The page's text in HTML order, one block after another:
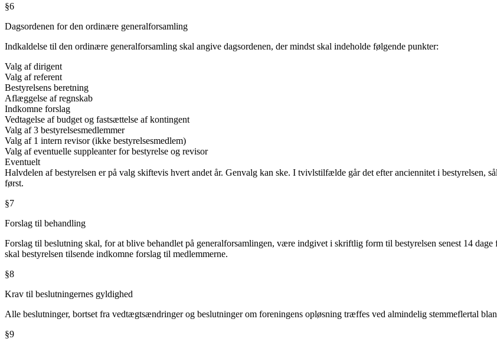
§6
Dagsordenen for den ordinære generalforsamling
Indkaldelse til den ordinære generalforsamling skal angive dagsordenen, der mindst skal indeholde følgende punkter:
Valg af dirigent
Valg af referent
Bestyrelsens beretning
Aflæggelse af regnskab
Indkomne forslag
Vedtagelse af budget og fastsættelse af kontingent
Valg af 3 bestyrelsesmedlemmer
Valg af 1 intern revisor (ikke bestyrelsesmedlem)
Valg af eventuelle suppleanter for bestyrelse og revisor
Eventuelt
Halvdelen af bestyrelsen er på valg skiftevis hvert andet år. Genvalg kan ske. I tvivlstilfælde går det efter anciennitet i bestyrelsen,
først.
§7
Forslag til behandling
Forslag til beslutning skal, for at blive behandlet på generalforsamlingen, være indgivet i skriftlig form til bestyrelsen senest 14
skal bestyrelsen tilsende indkomne forslag til medlemmerne.
§8
Krav til beslutningernes gyldighed
Alle beslutninger, bortset fra vedtægtsændringer og beslutninger om foreningens opløsning træffes ved almindelig stemmeflertal
§9